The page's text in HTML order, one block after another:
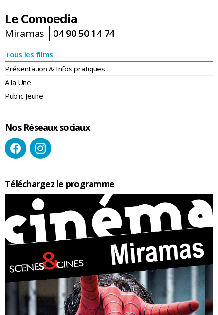
Le Comoedia
Miramas 04 90 50 14 74
Tous les films
Présentation & Infos pratiques
A la Une
Public Jeune
Nos Réseaux sociaux
Téléchargez le programme